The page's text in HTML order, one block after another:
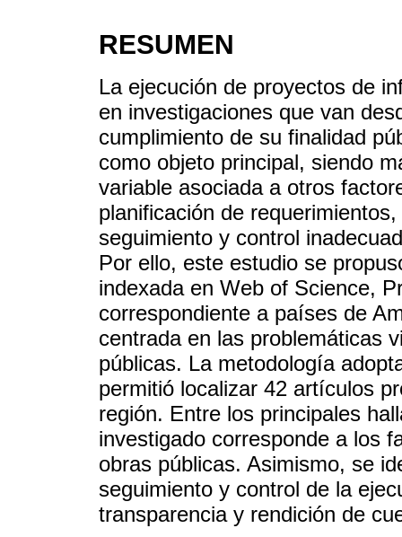
RESUMEN
La ejecución de proyectos de
en investigaciones que van
cumplimiento de su finalidad
como objeto principal, siendo
variable asociada a otros
planificación de
seguimiento y control
Por ello, este estudio se
indexada en Web of Science,
correspondiente a países de
centrada en las problemáticas
públicas. La metodología
permitió localizar 42 artículos
región. Entre los principales
investigado corresponde a los
obras públicas. Asimismo, se
seguimiento y control de la
transparencia y rendición de